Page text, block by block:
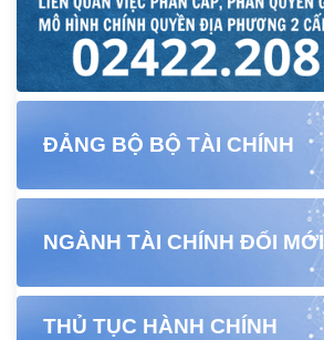
ĐẢNG BỘ BỘ TÀI CHÍNH
NGÀNH TÀI CHÍNH ĐỔI MỚI
THỦ TỤC HÀNH CHÍNH